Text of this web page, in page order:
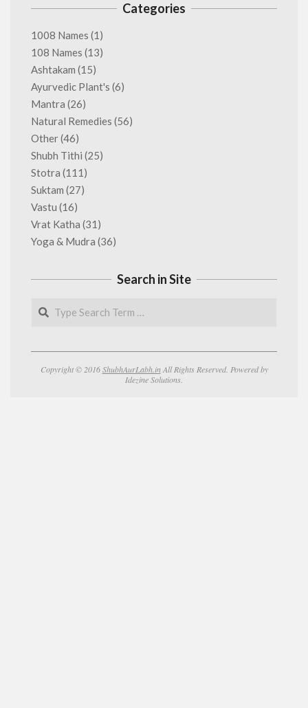
Categories
1008 Names (1)
108 Names (13)
Ashtakam (15)
Ayurvedic Plant's (6)
Mantra (26)
Natural Remedies (56)
Other(46)
Shubh Tithi (25)
Stotra (111)
Suktam (27)
Vastu (16)
Vrat Katha (31)
Yoga & Mudra (36)
Search in Site
Search
Copyright © 2016ShubhAurLabh.in All Rights Reserved. Powered by
Idezine Solutions.